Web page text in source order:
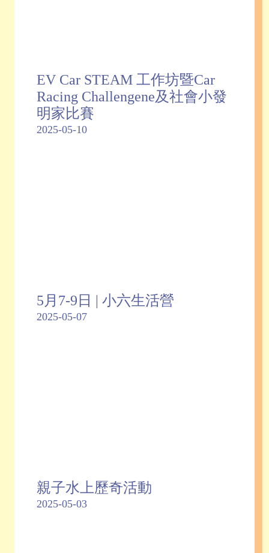
EV Car STEAM 工作坊暨Car
Racing Challengene及社會小發
明家比賽
2025-05-10
5月7-9日 | 小六生活營
2025-05-07
親子水上歷奇活動
2025-05-03